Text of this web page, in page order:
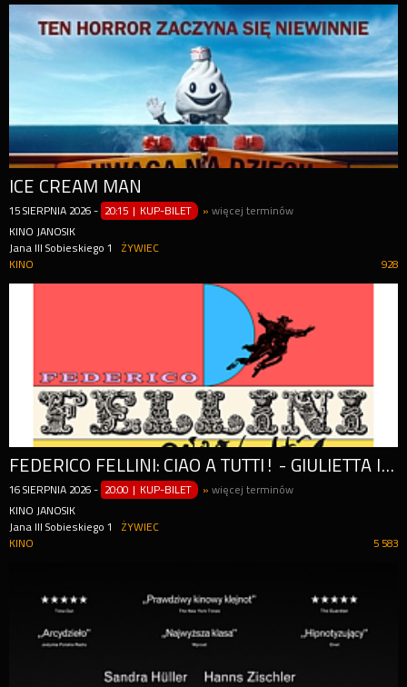
ICE CREAM MAN
15 SIERPNIA 2026 - 20:15 | KUP-BILET »więcej terminów
KINO JANOSIK
Jana III Sobieskiego 1
ŻYWIEC
928
KINO
FEDERICO FELLINI: CIAO A TUTTI! - GIULIETTA I DUCHY
16 SIERPNIA 2026 - 20:00 | KUP-BILET »więcej terminów
KINO JANOSIK
Jana III Sobieskiego 1
ŻYWIEC
5 583
KINO